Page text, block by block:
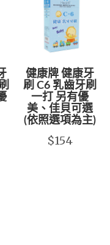
健康牌 健康牙
刷 C6 乳齒牙刷
一打 另有優
美、佳貝可選
(依照選項為主)
$154